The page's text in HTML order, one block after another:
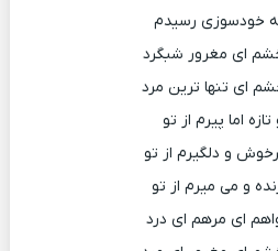
به خودسوزی رسیدم
ای مغرور شبگرد
ای تنها ترین مرد
اما پیرم از تو
و دلگیرم از تو
و می میرم از تو
ای مرهم ای درد